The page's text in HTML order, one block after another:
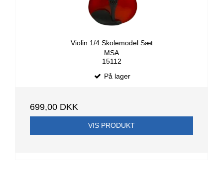
Violin 1/4 Skolemodel Sæt
MSA
15112
På lager
699,00 DKK
VIS PRODUKT